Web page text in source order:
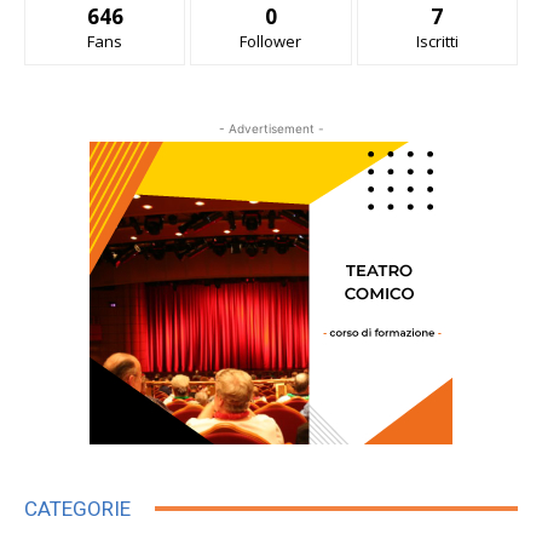
646
Fans
0
Follower
7
Iscritti
- Advertisement -
CATEGORIE